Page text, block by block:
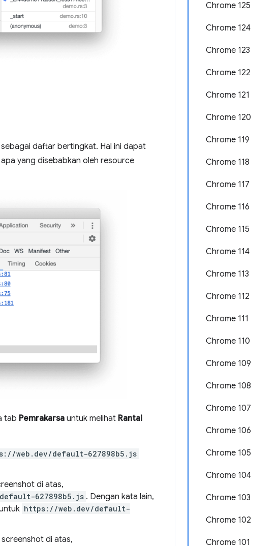
Chrome 125
Chrome 124
Chrome 123
Chrome 122
Chrome 121
Chrome 120
Chrome 119
Chrome 118
Chrome 117
Chrome 116
Chrome 115
Chrome 114
Chrome 113
Chrome 112
Chrome 111
Chrome 110
Chrome 109
Chrome 108
Chrome 107
Chrome 106
Chrome 105
Chrome 104
Chrome 103
Chrome 102
Chrome 101
daftar bertingkat. Hal ini dapat
yang disebabkan oleh resource
tab Pemrakarsa untuk melihat Rantai
web.dev/default-627898b5.js
di atas,
627898b5.js . Dengan kata lain,
https://web.dev/default-
screenshot di atas,